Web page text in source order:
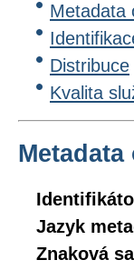
Metadata
Distribuce
Kvalita
Metadata
Jazyk
Znaková